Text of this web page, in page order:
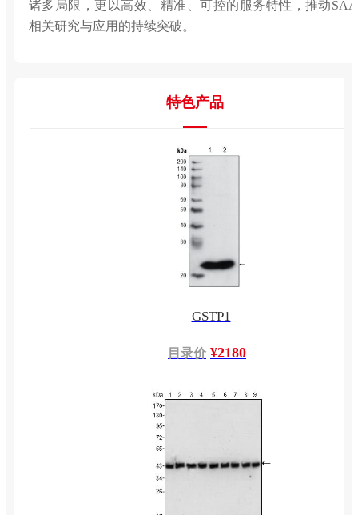
诸多局限，更以高效、精准、可控的服务特性，推动SAA
相关研究与应用的持续突破。
特色产品
GSTP1
目录价 ¥2180